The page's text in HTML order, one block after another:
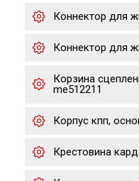
Коннектор для
Коннектор для
Корзина
me512211
Корпус кпп,
Крестовина